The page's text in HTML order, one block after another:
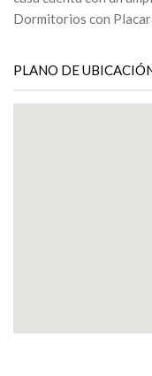
Dormitorios con
PLANO DE